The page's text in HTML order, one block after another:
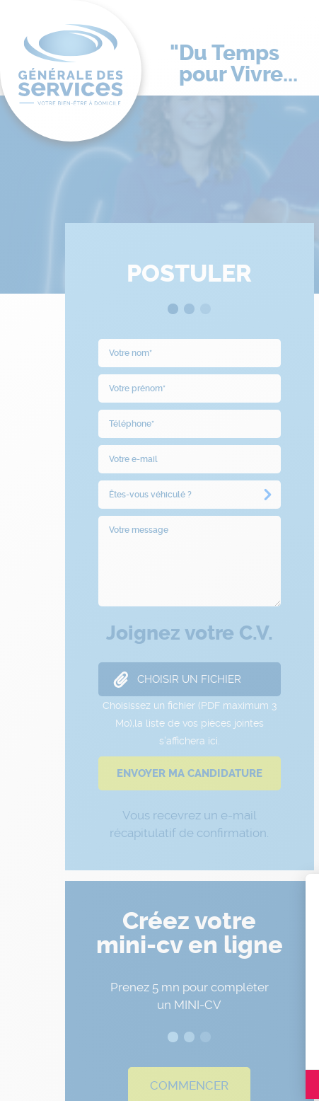
Du Temps
pour Vivre...
POSTULER
Joignez votre C.V.
Vous recevrez un e-mail
récapitulatif de confirmation.
Créez votre
mini-cv en ligne
Prenez 5 mn pour compléter
un MINI-CV
COMMENCER